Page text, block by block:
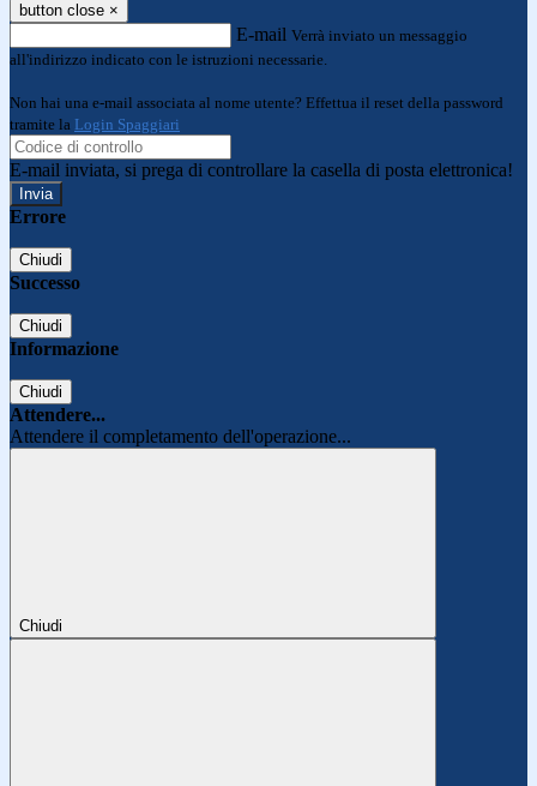
button close ×
E-mail Verrà inviato un messaggio
all'indirizzo indicato con le istruzioni necessarie.
Non hai una e-mail associata al nome utente? Effettua il reset della password
tramite la Login Spaggiari
E-mail inviata, si prega di controllare la casella di posta elettronica!
Errore
Chiudi
Successo
Chiudi
Informazione
Chiudi
Attendere...
Attendere il completamento dell'operazione...
Chiudi